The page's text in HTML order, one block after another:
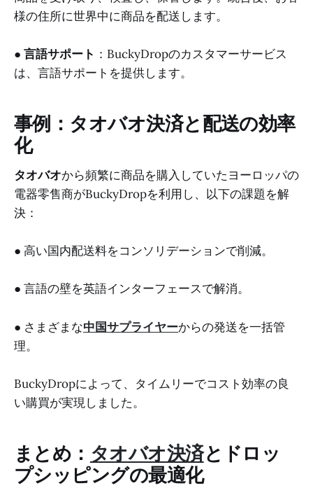
様の住所に世界中に商品を配送します。
● 言語サポート ：BuckyDropのカスタマーサービス
は、言語サポートを提供します。
事例：タオバオ決済と配送の効率
化
タオバオから頻繁に商品を購入していたヨーロッパの
電器零售商がBuckyDropを利用し、以下の課題を解
決：
● 高い国内配送料をコンソリデーションで削減。
● 言語の壁を英語インターフェースで解消。
● さまざまな中国サプライヤーからの発送を一括管
理。
BuckyDropによって、タイムリーでコスト効率の良
い購買が実現しました。
まとめ： タオバオ決済とドロッ
プシッピングの最適化